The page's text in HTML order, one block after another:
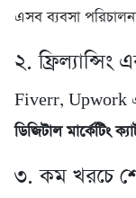
এসব ব্যবসা
২.
Fiverr, Upwork
ডিজিটাল মার্কেটিং
৩. কম খরচে